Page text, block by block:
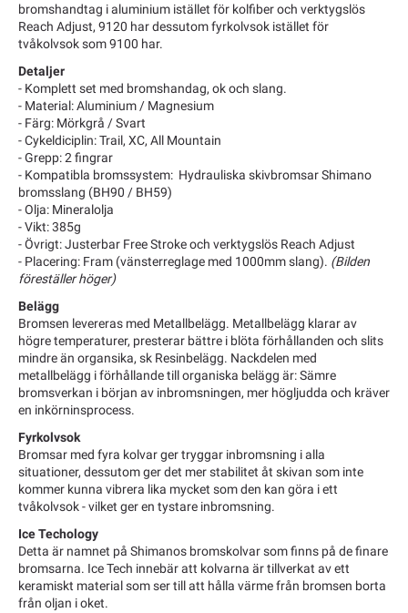
bromshandtag i aluminium istället för kolfiber och verktygslös
Reach Adjust, 9120 har dessutom fyrkolvsok istället för
tvåkolvsok som 9100 har.
Detaljer
- Komplett set med bromshandag, ok och slang.
- Material: Aluminium / Magnesium
- Färg: Mörkgrå / Svart
- Cykeldiciplin: Trail, XC, All Mountain
- Grepp: 2 fingrar
- Kompatibla bromssystem: Hydrauliska skivbromsar Shimano
bromsslang (BH90 / BH59)
- Olja: Mineralolja
- Vikt: 385g
- Övrigt: Justerbar Free Stroke och verktygslös Reach Adjust
- Placering: Fram (vänsterreglage med 1000mm slang). (Bilden
föreställer höger)
Belägg
Bromsen levereras med Metallbelägg. Metallbelägg klarar av
högre temperaturer, presterar bättre i blöta förhållanden och slits
mindre än organsika, sk Resinbelägg. Nackdelen med
metallbelägg i förhållande till organiska belägg är: Sämre
bromsverkan i början av inbromsningen, mer högljudda och kräver
en inkörninsprocess.
Fyrkolvsok
Bromsar med fyra kolvar ger tryggar inbromsning i alla
situationer, dessutom ger det mer stabilitet åt skivan som inte
kommer kunna vibrera lika mycket som den kan göra i ett
tvåkolvsok - vilket ger en tystare inbromsning.
Ice Techology
Detta är namnet på Shimanos bromskolvar som finns på de finare
bromsarna. Ice Tech innebär att kolvarna är tillverkat av ett
keramiskt material som ser till att hålla värme från bromsen borta
från oljan i oket.